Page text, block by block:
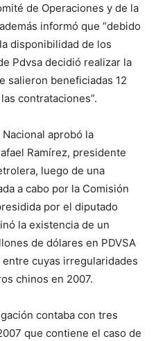
de Operaciones y de la
informó que “debido
disponibilidad de los
Pdvsa decidió realizar la
salieron beneficiadas 12
contrataciones”.
aprobó la
Ramírez, presidente
luego de una
a cabo por la Comisión
por el diputado
la existencia de un
de dólares en PDVSA
cuyas irregularidades
chinos en 2007.
contaba con tres
que contiene el caso de